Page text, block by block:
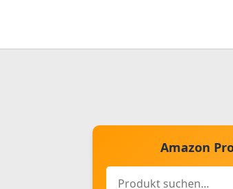
Amazon